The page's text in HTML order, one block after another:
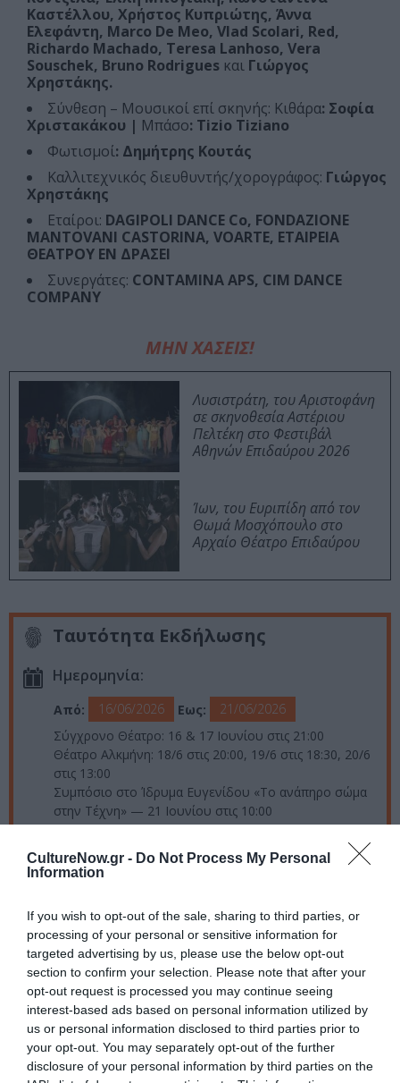
CultureNow.gr - Do Not Process My Personal
Information
If you wish to opt-out of the sale, sharing to third parties, or
processing of your personal or sensitive information for
targeted advertising by us, please use the below opt-out
section to confirm your selection. Please note that after your
opt-out request is processed you may continue seeing
interest-based ads based on personal information utilized by
us or personal information disclosed to third parties prior to
your opt-out. You may separately opt-out of the further
disclosure of your personal information by third parties on the
Καστέλλου, Χρήστος Κυπριώτης, Άννα
Ελεφάντη, Marco De Meo, Vlad Scolari, Red,
Richardo Machado, Teresa Lanhoso, Vera
Souschek, Bruno Rodrigues και Γιώργος
Χρηστάκης.
Σύνθεση – Μουσικοί επί σκηνής: Κιθάρα: Σοφία
Χριστακάκου | Μπάσο: Tizio Tiziano
Φωτισμοί: Δημήτρης Κουτάς
Καλλιτεχνικός διευθυντής/χορογράφος: Γιώργος
Χρηστάκης
Εταίροι: DAGIPOLI DANCE Co, FONDAZIONE
MANTOVANI CASTORINA, VOARTE, ΕΤΑΙΡΕΙΑ
ΘΕΑΤΡΟΥ ΕΝ ΔΡΑΣΕΙ
Συνεργάτες: CONTAMINA APS, CIM DANCE
COMPANY
ΜΗΝ ΧΑΣΕΙΣ!
Λυσιστράτη, του Αριστοφάνη
σε σκηνοθεσία Αστέριου
Πελτέκη στο Φεστιβάλ
Αθηνών Επιδαύρου 2026
Ίων, του Ευριπίδη από τον
Θωμά Μοσχόπουλο στο
Αρχαίο Θέατρο Επιδαύρου
Ταυτότητα Εκδήλωσης
Ημερομηνία:
Από: 16/06/2026 Εως:
21/06/2026
Σύγχρονο Θέατρο: 16 & 17 Ιουνίου στις 21:00
Θέατρο Αλκμήνη: 18/6 στις 20:00, 19/6 στις 18:30, 20/6
στις 13:00
Συμπόσιο στο Ίδρυμα Ευγενίδου «Το ανάπηρο σώμα
στην Τέχνη» — 21 Ιουνίου στις 10:00
Σύγχρονο Θέατρο, Ευμολπιδών 45, Γκάζι | Θέατρο
Σύγχρονο Θέατρο Θέατρο Αλκμήνη
Eισιτήρια:
Παραστάσεις: Γενική είσοδος 12€ | Μειωμένο
(φοιτητές, άνεργοι, ΑΜΕΑ, 65+) 8€ | Παιδιά κάτω των
10: δωρεάν
Συμπόσιο στο Ίδρυμα Ευγενίδου: Είσοδος ελεύθερη